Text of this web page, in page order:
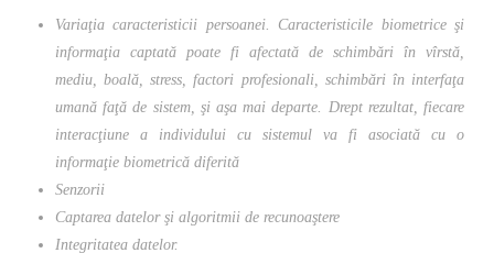
Variaţia caracteristicii persoanei. Caracteristicile biometrice şi
informaţia captată poate fi afectată de schimbări în vîrstă,
mediu, boală, stress, factori profesionali, schimbări în interfaţa
umană faţă de sistem, şi aşa mai departe. Drept rezultat, fiecare
interacţiune a individului cu sistemul va fi asociată cu o
informaţie biometrică diferită
Senzorii
Captarea datelor şi algoritmii de recunoaştere
Integritatea datelor.